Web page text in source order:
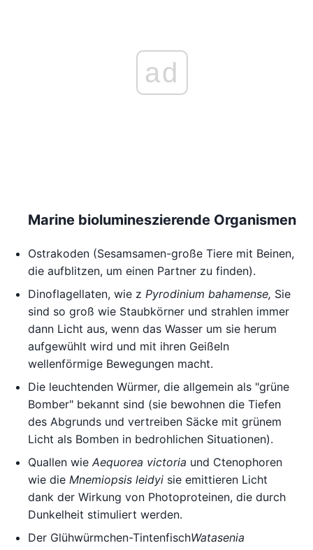
ad
Marine biolumineszierende Organismen
Ostrakoden (Sesamsamen-große Tiere mit Beinen,
die aufblitzen, um einen Partner zu finden).
Dinoflagellaten, wie z Pyrodinium bahamense, Sie
sind so groß wie Staubkörner und strahlen immer
dann Licht aus, wenn das Wasser um sie herum
aufgewühlt wird und mit ihren Geißeln
wellenförmige Bewegungen macht.
Die leuchtenden Würmer, die allgemein als "grüne
Bomber" bekannt sind (sie bewohnen die Tiefen
des Abgrunds und vertreiben Säcke mit grünem
Licht als Bomben in bedrohlichen Situationen).
Quallen wie Aequorea victoria und Ctenophoren
wie die Mnemiopsis leidyi sie emittieren Licht
dank der Wirkung von Photoproteinen, die durch
Dunkelheit stimuliert werden.
Der Glühwürmchen-TintenfischWatasenia